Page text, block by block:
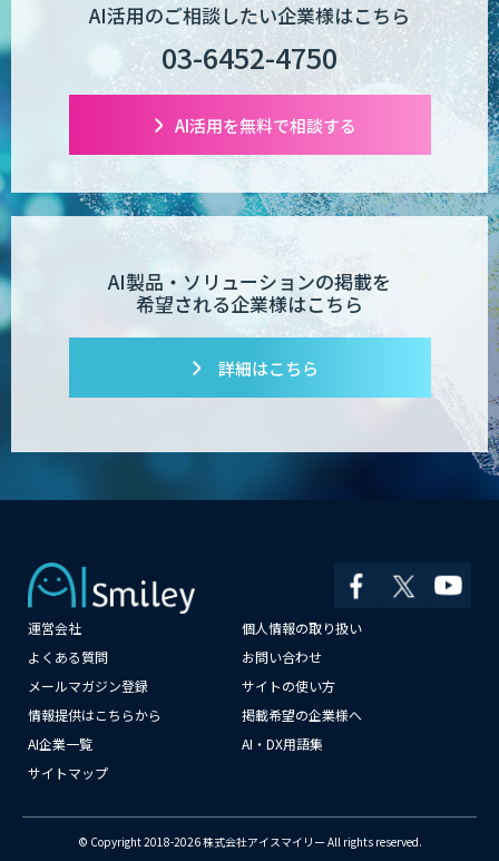
AI活用のご相談したい企業様はこちら
03-6452-4750
AI活用を無料で相談する
AI製品・ソリューションの掲載を
希望される企業様はこちら
詳細はこちら
運営会社
個人情報の取り扱い
よくある質問
お問い合わせ
メールマガジン登録
サイトの使い方
情報提供はこちらから
掲載希望の企業様へ
AI企業一覧
AI・DX用語集
サイトマップ
© Copyright 2018-2026 株式会社アイスマイリー All rights reserved.